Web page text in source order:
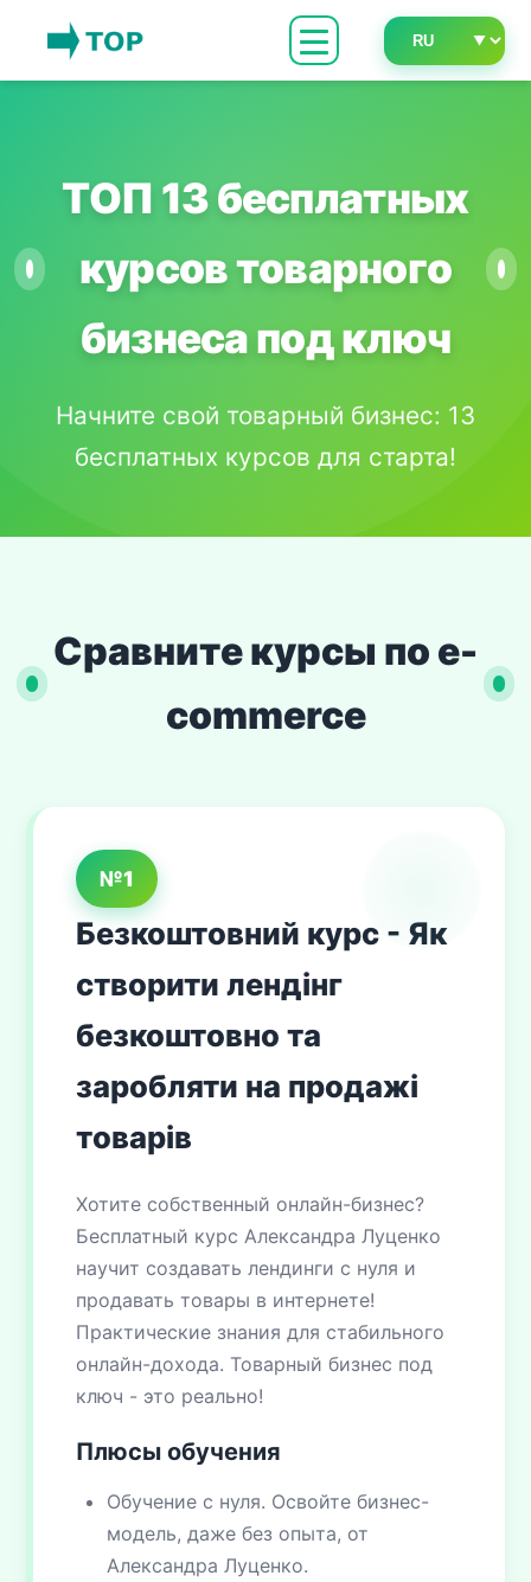
ТОП 13 бесплатных
курсов товарного
бизнеса под ключ
Начните свой товарный бизнес: 13
бесплатных курсов для старта!
Сравните курсы по e-
commerce
№1
Безкоштовний курс - Як
створити лендінг
безкоштовно та
заробляти на продажі
товарів
Хотите собственный онлайн-бизнес?
Бесплатный курс Александра Луценко
научит создавать лендинги с нуля и
продавать товары в интернете!
Практические знания для стабильного
онлайн-дохода. Товарный бизнес под
ключ - это реально!
Плюсы обучения
Обучение с нуля. Освойте бизнес-
модель, даже без опыта, от
Александра Луценко.